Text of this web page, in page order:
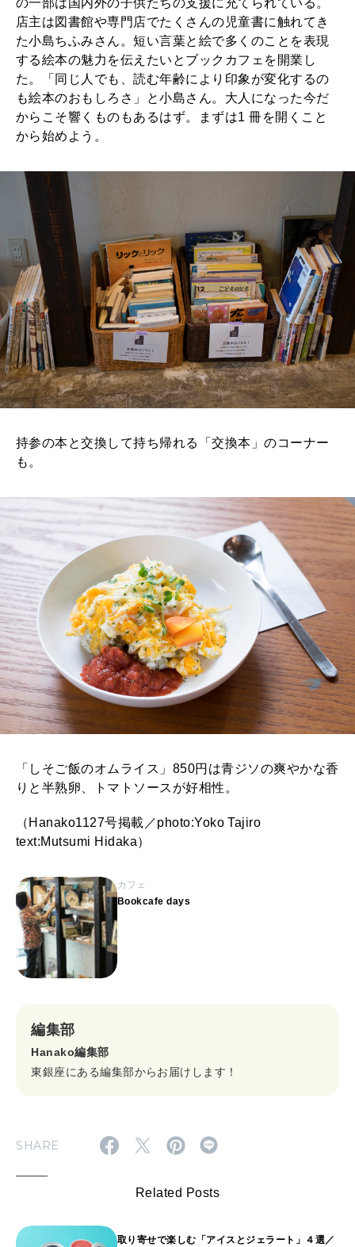
の一部は国内外の子供たちの支援に充てられている。
店主は図書館や専門店でたくさんの児童書に触れてき
た小島ちふみさん。短い言葉と絵で多くのことを表現
する絵本の魅力を伝えたいとブックカフェを開業し
た。「同じ人でも、読む年齢により印象が変化するの
も絵本のおもしろさ」と小島さん。大人になった今だ
からこそ響くものもあるはず。まずは1 冊を開くこと
から始めよう。
持参の本と交換して持ち帰れる「交換本」のコーナー
も。
「しそご飯のオムライス」850円は青ジソの爽やかな香
りと半熟卵、トマトソースが好相性。
（Hanako1127号掲載／photo:Yoko Tajiro
text:Mutsumi Hidaka）
カフェ
Bookcafe days
編集部
Hanako編集部
東銀座にある編集部からお届けします！
SHARE
Related Posts
取り寄せで楽しむ「アイスとジェラート」４選／